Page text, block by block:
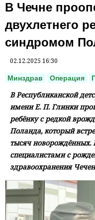
В Чечне
двухлетнего
синдромом
02.12.2025 16:30
Минздрав Операция
В Республиканской
имени Е. П. Глинки
ребёнку с редкой
Поланда, который
тысяч новорождённых.
специалистами с
здравоохранения